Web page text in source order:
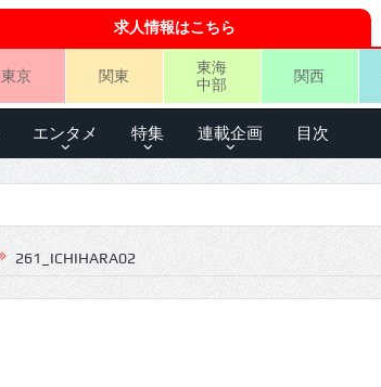
求人情報はこちら
東京 関東
東海
中部
関西
エンタメ 特集 連載企画 目次
261_ICHIHARA02